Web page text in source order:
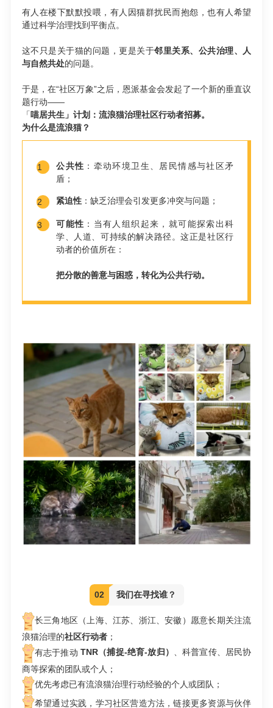
有人在楼下默默投喂，有人因猫群扰民而抱怨，也有人希望
通过科学治理找到平衡点。
这不只是关于猫的问题，更是关于邻里关系、公共治理、人
与自然共处的问题。
于是，在“社区万象”之后，恩派基金会发起了一个新的垂直议
题行动——
「喵居共生」计划：流浪猫治理社区行动者招募。
为什么是流浪猫？
1 公共性 ：牵动环境卫生、居民情感与社区矛
盾；
2 紧迫性 ：缺乏治理会引发更多冲突与问题；
3 可能性 ：当有人组织起来，就可能探索出科
学、人道、可持续的解决路径。这正是社区行
动者的价值所在：
把分散的善意与困惑，转化为公共行动。
02 我们在寻找谁？
长三角地区（上海、江苏、浙江、安徽）愿意长期关注流
浪猫治理的社区行动者；
有志于推动 TNR （捕捉-绝育-放归） 、科普宣传、居民协
商等探索的团队或个人；
优先考虑已有流浪猫治理行动经验的个人或团队；
希望通过实践，学习社区营造方法，链接更多资源与伙伴